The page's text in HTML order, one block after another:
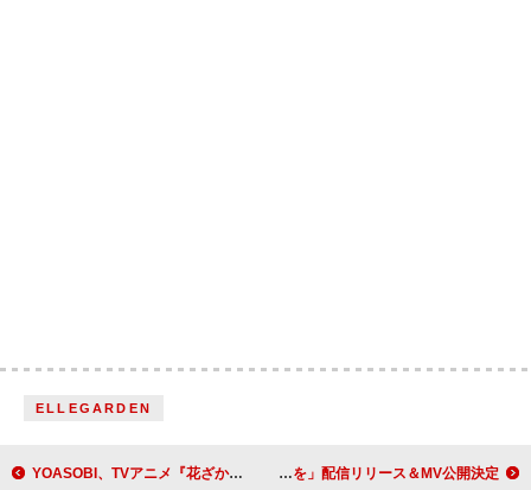
ELLEGARDEN
YOASOBI、TVアニメ『花ざかりの君たちへ』OP&EDテーマ『アドレナ / BABY』完全生産限定盤CDの商品写真公開 Uru、木村拓哉主演映画 『教場 Requiem』主題歌「今日という日を」配信リリース＆MV公開決定